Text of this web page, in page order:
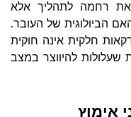
רחמה לתהליך אלא
הביולוגית של העובר.
חלקית אינה חוקית
להיווצר במצב
אימוץ